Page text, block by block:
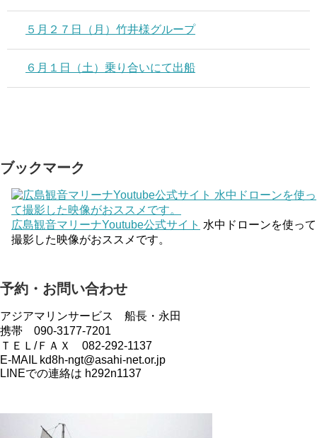
５月２７日（月）竹井様グループ
６月１日（土）乗り合いにて出船
ブックマーク
広島観音マリーナYoutube公式サイト 水中ドローンを使って
撮影した映像がおススメです。
予約・お問い合わせ
アジアマリンサービス 船長・永田
携帯 090-3177-7201
ＴＥＬ/ＦＡＸ 082-292-1137
E-MAIL kd8h-ngt@asahi-net.or.jp
LINEでの連絡は h292n1137